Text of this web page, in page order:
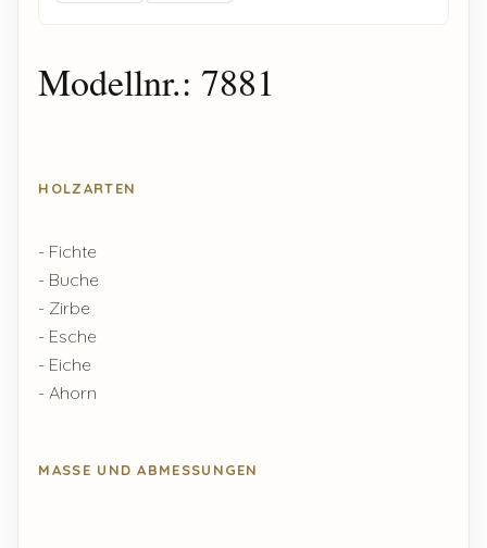
Modellnr.: 7881
HOLZARTEN
- Fichte
- Buche
- Zirbe
- Esche
- Eiche
- Ahorn
MASSE UND ABMESSUNGEN